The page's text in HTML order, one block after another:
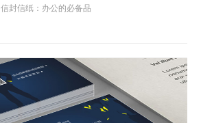
信封信纸：办公的必备品